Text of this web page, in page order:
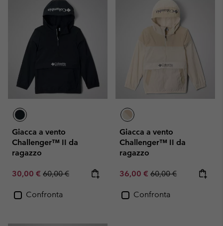
Giacca a vento
Challenger™ II da
ragazzo
Sale price:
30,00 € Regular price:
60,00 €
Confronta
Giacca a vento
Challenger™ II da
ragazzo
Sale price:
36,00 € Regular price:
60,00 €
Confronta